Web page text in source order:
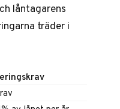
låntagarens
träder i